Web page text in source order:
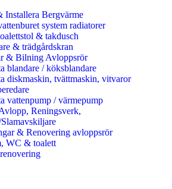
Installera Bergvärme
system radiatorer
& takdusch
& trädgårdskran
& Bilning Avloppsrör
blandare / köksblandare
diskmaskin, tvättmaskin, vitvaror
vattenpump / värmepump
Reningsverk,
& Renovering avloppsrör
WC & toalett